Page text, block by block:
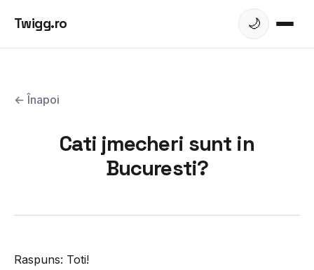
Twigg.ro 🌙
← Înapoi
Cati jmecheri sunt in
Bucuresti?
Raspuns: Toti!